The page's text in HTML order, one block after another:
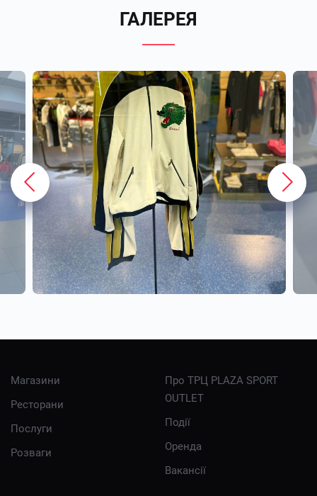
ГАЛЕРЕЯ
Магазини
Ресторани
Послуги
Розваги
Про ТРЦ PLAZA SPORT
OUTLET
Події
Оренда
Вакансії